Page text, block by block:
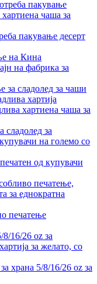
пакување десерт
на фабрика за
хартиена чаша за
од купувачи
печатење
храна 5/8/16/26 oz за